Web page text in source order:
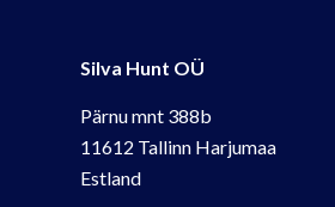
Silva Hunt OÜ
Pärnu mnt 388b
11612 Tallinn Harjumaa
Estland